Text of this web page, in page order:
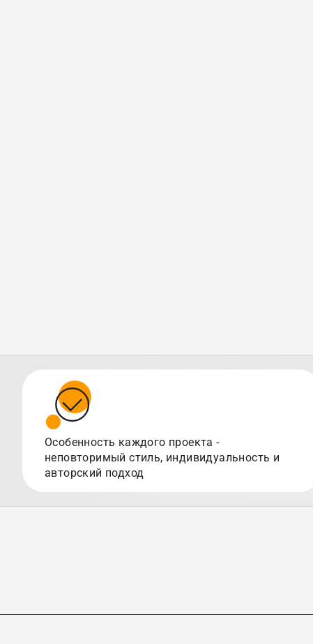
Особенность каждого проекта -
неповторимый стиль, индивидуальность и
авторский подход